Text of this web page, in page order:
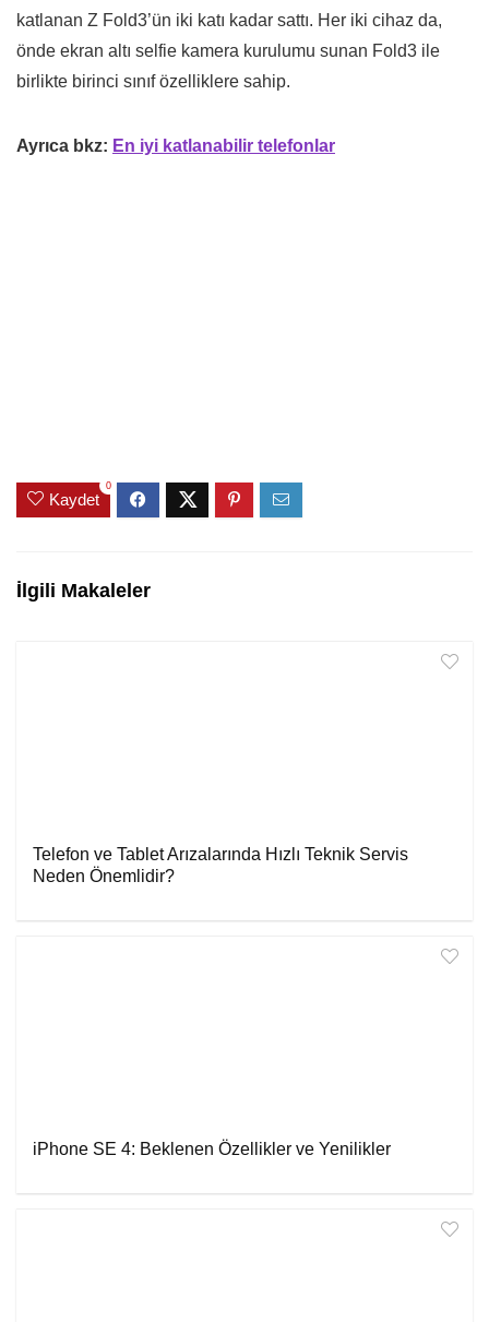
katlanan Z Fold3’ün iki katı kadar sattı. Her iki cihaz da,
önde ekran altı selfie kamera kurulumu sunan Fold3 ile
birlikte birinci sınıf özelliklere sahip.
Ayrıca bkz: En iyi katlanabilir telefonlar
Kaydet
0
İlgili Makaleler
Telefon ve Tablet Arızalarında Hızlı Teknik Servis
Neden Önemlidir?
iPhone SE 4: Beklenen Özellikler ve Yenilikler